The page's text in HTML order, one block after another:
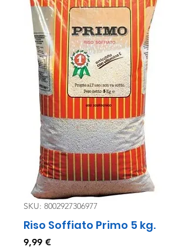
SKU: 8002927306977
Riso Soffiato Primo 5 kg.
9,99 €Prezzo